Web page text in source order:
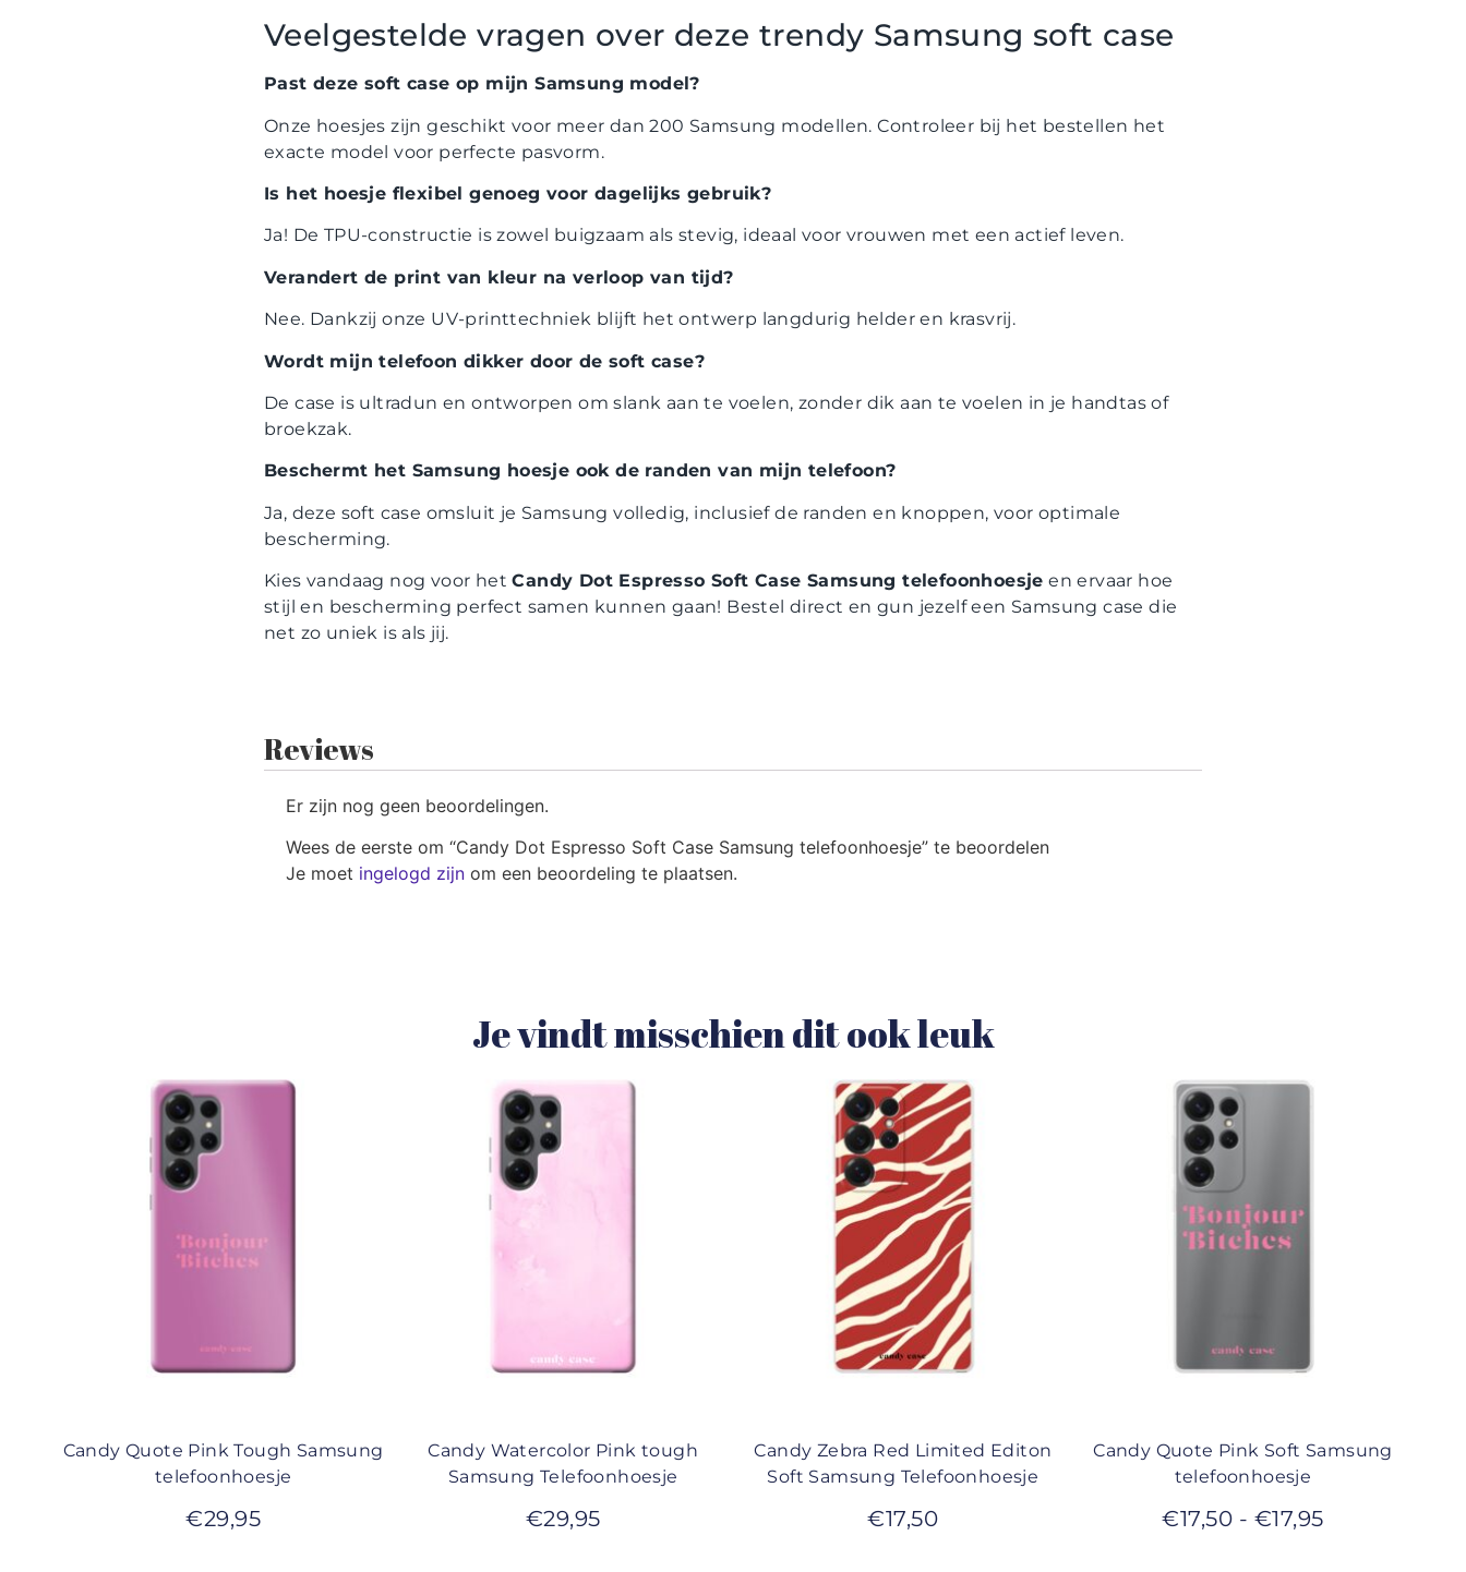
Veelgestelde vragen over deze trendy Samsung soft case
Past deze soft case op mijn Samsung model?
Onze hoesjes zijn geschikt voor meer dan 200 Samsung modellen. Controleer bij het bestellen het
exacte model voor perfecte pasvorm.
Is het hoesje flexibel genoeg voor dagelijks gebruik?
Ja! De TPU-constructie is zowel buigzaam als stevig, ideaal voor vrouwen met een actief leven.
Verandert de print van kleur na verloop van tijd?
Nee. Dankzij onze UV-printtechniek blijft het ontwerp langdurig helder en krasvrij.
Wordt mijn telefoon dikker door de soft case?
De case is ultradun en ontworpen om slank aan te voelen, zonder dik aan te voelen in je handtas of
broekzak.
Beschermt het Samsung hoesje ook de randen van mijn telefoon?
Ja, deze soft case omsluit je Samsung volledig, inclusief de randen en knoppen, voor optimale
bescherming.
Kies vandaag nog voor hetCandy Dot Espresso Soft Case Samsung telefoonhoesje en ervaar hoe
stijl en bescherming perfect samen kunnen gaan! Bestel direct en gun jezelf een Samsung case die
net zo uniek is als jij.
Reviews
Er zijn nog geen beoordelingen.
Wees de eerste om “Candy Dot Espresso Soft Case Samsung telefoonhoesje” te beoordelen
Je moet ingelogd zijn om een beoordeling te plaatsen.
Je vindt misschien dit ook leuk
Candy Quote Pink Tough Samsung
telefoonhoesje
€29,95
Candy Watercolor Pink tough
Samsung Telefoonhoesje
€29,95
Candy Zebra Red Limited Editon
Soft Samsung Telefoonhoesje
€17,50
Candy Quote Pink Soft Samsung
telefoonhoesje
€17,50 - €17,95